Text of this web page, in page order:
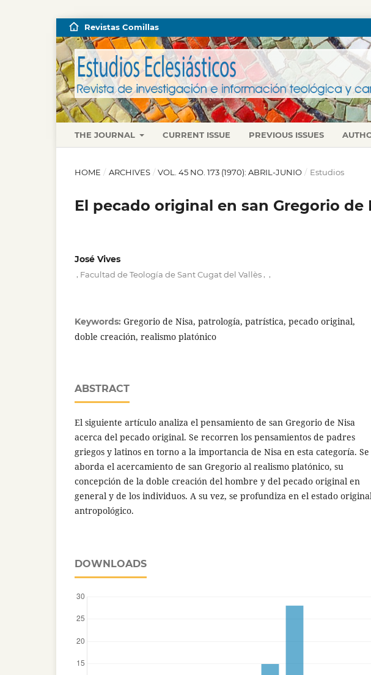
THE JOURNAL CURRENT ISSUE PREVIOUS ISSUES
Revistas Comillas
HOME / ARCHIVES / VOL. 45 NO. 173 (1970): ABRIL-JUNIO / Estudios
El pecado original en san Gregorio de
José Vives
Facultad de Teología de Sant Cugat del Vallès
Keywords: Gregorio de Nisa, patrología, patrística, pecado original,
doble creación, realismo platónico
ABSTRACT
El siguiente artículo analiza el pensamiento de san Gregorio de Nisa
acerca del pecado original. Se recorren los pensamientos de padres
griegos y latinos en torno a la importancia de Nisa en esta categoría. Se
aborda el acercamiento de san Gregorio al realismo platónico, su
concepción de la doble creación del hombre y del pecado original en
general y de los individuos. A su vez, se profundiza en el estado
antropológico.
DOWNLOADS